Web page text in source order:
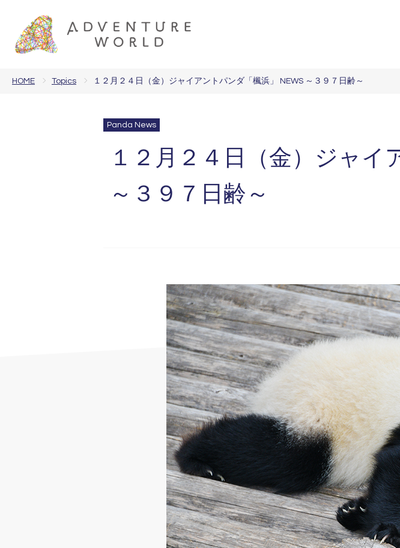
HOME Topics １２月２４日（金）ジャイアントパンダ「楓浜」 NEWS ～３９７日齢～
Panda News
１２月２４日（金）ジャイ
～３９７日齢～